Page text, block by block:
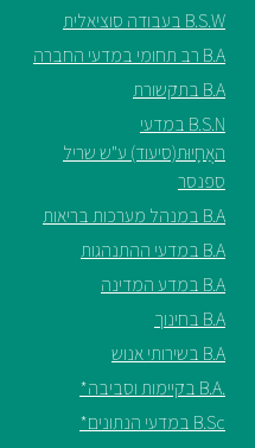
B.S.W בעבודה סוציאלית
B.A רב תחומי במדעי החברה
B.A בתקשורת
B.S.N במדעי
האֲחָיוּת(סיעוד) ע"ש שריל
ספנסר
B.A במנהל מערכות בריאות
B.A במדעי ההתנהגות
B.A במדע המדינה
B.A בחינוך
B.A בשירותי אנוש
.B.A בקיימות וסביבה*
B.Sc במדעי הנתונים*